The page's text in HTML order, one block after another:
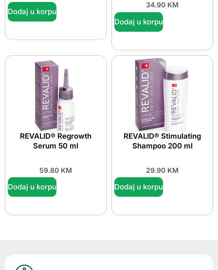
Dodaj u korpu
34.90 KM
Dodaj u korpu
REVALID® Regrowth
Serum 50 ml
59.80 KM
Dodaj u korpu
REVALID® Stimulating
Shampoo 200 ml
29.90 KM
Dodaj u korpu